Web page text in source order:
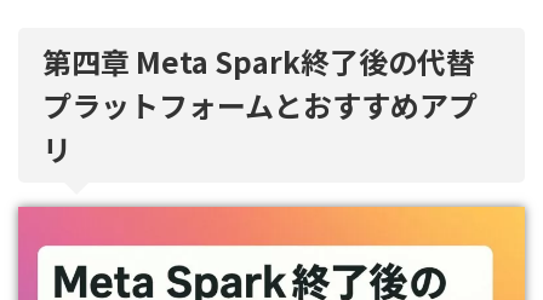
第四章 Meta Spark終了後の代替
プラットフォームとおすすめアプ
リ